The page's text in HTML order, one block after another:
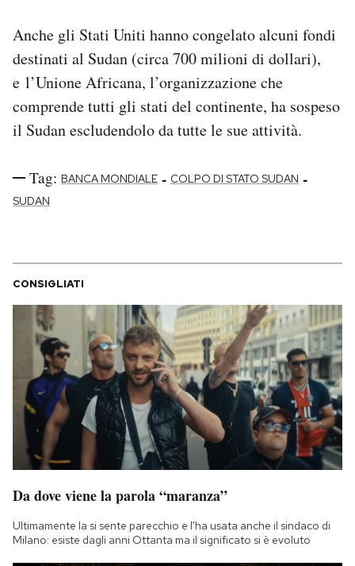
Anche gli Stati Uniti hanno congelato alcuni fondi
destinati al Sudan (circa 700 milioni di dollari),
e l’Unione Africana, l’organizzazione che
comprende tutti gli stati del continente, ha sospeso
il Sudan escludendolo da tutte le sue attività.
Tag: BANCA MONDIALE - COLPO DI STATO SUDAN -
SUDAN
CONSIGLIATI
Da dove viene la parola “maranza”
Ultimamente la si sente parecchio e l'ha usata anche il sindaco di
Milano: esiste dagli anni Ottanta ma il significato si è evoluto